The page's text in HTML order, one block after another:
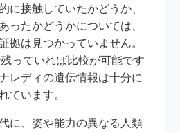
に接触していたかどうか、
ったかどうかについては、
拠は見つかっていません。
っていれば比較が可能です
レディの遺伝情報は十分に
ています。
に、姿や能力の異なる人類